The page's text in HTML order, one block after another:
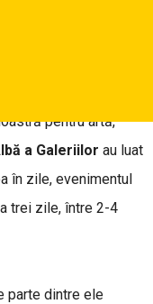
pentru artă,
a Galeriilor au luat
în zile, evenimentul
trei zile, între 2-4
parte dintre ele